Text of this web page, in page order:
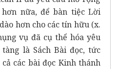
nữa, để bàn tiệc Lời
hơn cho các tín hữu (x.
vụ đã cụ thể hóa yêu
là Sách Bài đọc, tức
các bài đọc Kinh thánh